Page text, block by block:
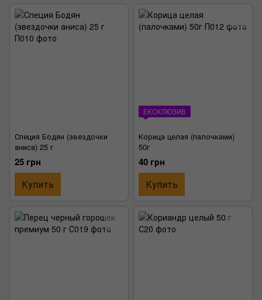
Специя Бодян (звездочки
аниса) 25 г
25 грн
Купить
ЕКСКЛЮЗИВ
Корица целая (палочками)
50г
40 грн
Купить